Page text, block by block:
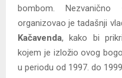
bombom.
organizovao je tadašnji
Kačavenda, kako bi
kojem je izložio ovog
u periodu od 1997. do